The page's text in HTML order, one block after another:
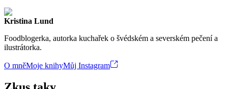
Kristina Lund
Foodblogerka, autorka kuchařek o švédském a severském pečení a
ilustrátorka.
O mněMoje knihyMůj Instagram